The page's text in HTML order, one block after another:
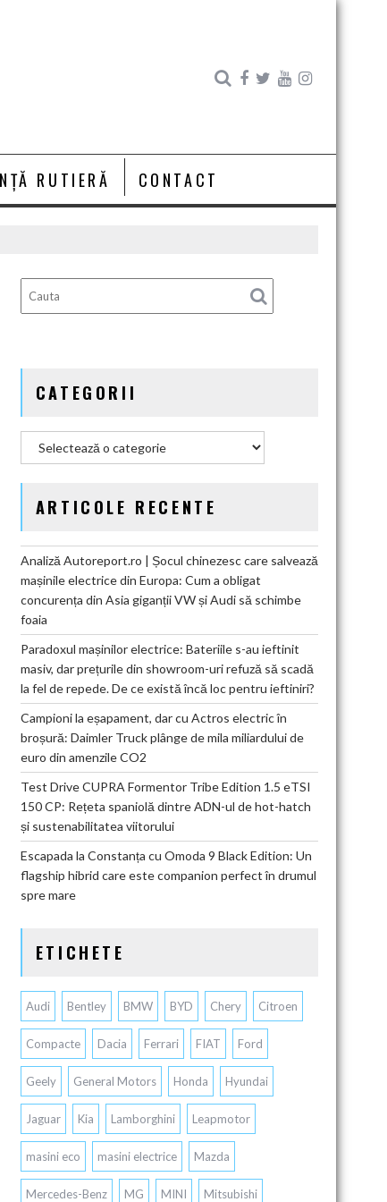
RUTIERĂ CONTACT
CATEGORII
ARTICOLE RECENTE
Analiză Autoreport.ro | Șocul chinezesc care salvează
mașinile electrice din Europa: Cum a obligat
concurența din Asia giganții VW și Audi să schimbe
foaia
Paradoxul mașinilor electrice: Bateriile s-au ieftinit
masiv, dar prețurile din showroom-uri refuză să scadă
la fel de repede. De ce există încă loc pentru ieftiniri?
Campioni la eșapament, dar cu Actros electric în
broșură: Daimler Truck plânge de mila miliardului de
euro din amenzile CO2
Test Drive CUPRA Formentor Tribe Edition 1.5 eTSI
150 CP: Rețeta spaniolă dintre ADN-ul de hot-hatch
și sustenabilitatea viitorului
Escapada la Constanța cu Omoda 9 Black Edition: Un
flagship hibrid care este companion perfect în drumul
spre mare
ETICHETE
Audi Bentley BMW BYD Chery Citroen
Compacte Dacia Ferrari FIAT Ford
Geely General Motors Honda Hyundai
Jaguar Kia Lamborghini Leapmotor
masini eco masini electrice Mazda
Mercedes-Benz MG MINI Mitsubishi